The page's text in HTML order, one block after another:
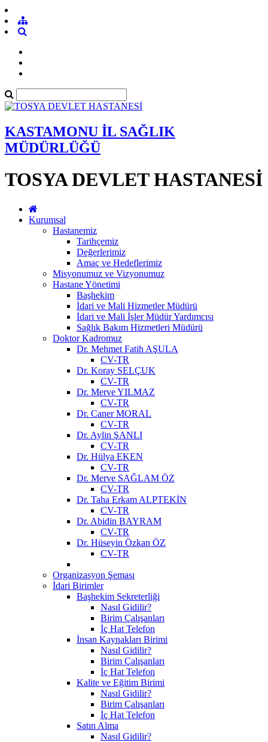
KASTAMONU İL SAĞLIK
MÜDÜRLÜĞÜ
TOSYA DEVLET HASTANESİ
Kurumsal
Hastanemiz
Tarihçemiz
Değerlerimiz
Amaç ve Hedeflerimiz
Misyonumuz ve Vizyonumuz
Hastane Yönetimi
Başhekim
İdari ve Mali Hizmetler Müdürü
İdari ve Mali İşler Müdür Yardımcısı
Sağlık Bakım Hizmetleri Müdürü
Doktor Kadromuz
Dr. Mehmet Fatih AŞULA
CV-TR
Dr. Koray SELÇUK
CV-TR
Dr. Merve YILMAZ
CV-TR
Dr. Caner MORAL
CV-TR
Dr. Aylin ŞANLI
CV-TR
Dr. Hülya EKEN
CV-TR
Dr. Merve SAĞLAM ÖZ
CV-TR
Dr. Taha Erkam ALPTEKİN
CV-TR
Dr. Abidin BAYRAM
CV-TR
Dr. Hüseyin Özkan ÖZ
CV-TR
Organizasyon Şeması
İdari Birimler
Başhekim Sekreterliği
Nasıl Gidilir?
Birim Çalışanları
İç Hat Telefon
İnsan Kaynakları Birimi
Nasıl Gidilir?
Birim Çalışanları
İç Hat Telefon
Kalite ve Eğitim Birimi
Nasıl Gidilir?
Birim Çalışanları
İç Hat Telefon
Satın Alma
Nasıl Gidilir?